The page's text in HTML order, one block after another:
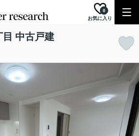
お気に入り
0
目 中古戸建